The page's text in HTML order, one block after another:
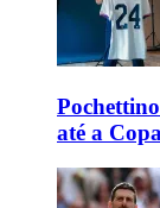
até a